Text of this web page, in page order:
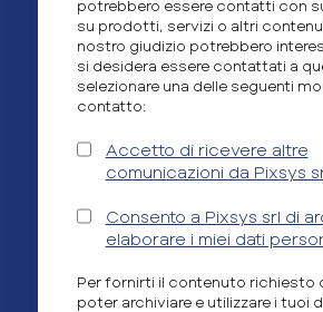
potrebbero essere contatti con
su prodotti, servizi o altri
nostro giudizio potrebbero
si desidera essere contattati a
selezionare una delle seguenti
contatto:
Accetto di ricevere altre
comunicazioni da Pixsys
Consento a Pixsys srl di
elaborare i miei dati
Per fornirti il contenuto richiesto
poter archiviare e utilizzare i tuoi